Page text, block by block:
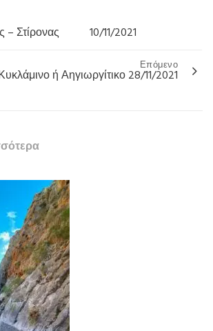
– Στίρονας 10/11/2021
Επόμενο
ή Αηγιωργίτικο 28/11/2021